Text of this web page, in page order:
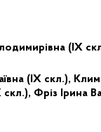
(IX
(IX скл.),
скл.), Фріз Ірина